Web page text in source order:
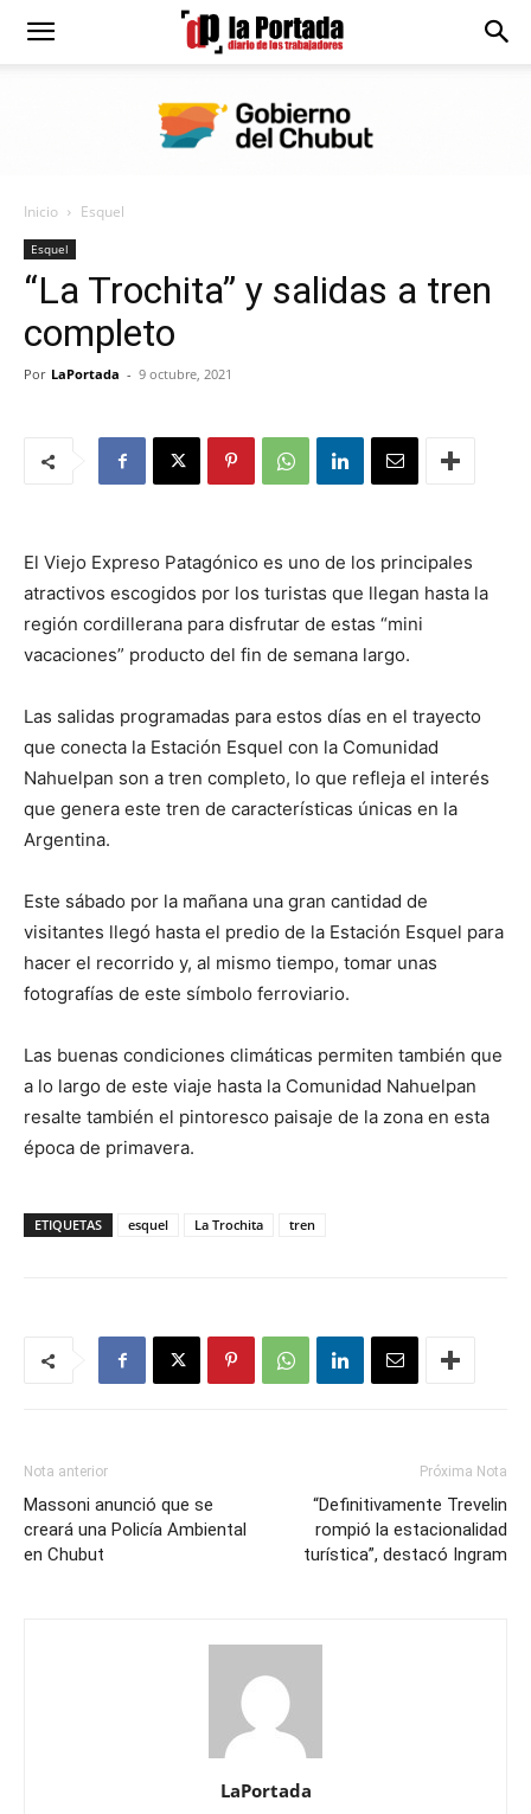
Diario
Portada
Inicio Esquel
Esquel
“La Trochita” y salidas a tren
completo
Por LaPortada - 9 octubre, 2021
El Viejo Expreso Patagónico es uno de los principales
atractivos escogidos por los turistas que llegan hasta la
región cordillerana para disfrutar de estas “mini
vacaciones” producto del fin de semana largo.
Las salidas programadas para estos días en el trayecto
que conecta la Estación Esquel con la Comunidad
Nahuelpan son a tren completo, lo que refleja el interés
que genera este tren de características únicas en la
Argentina.
Este sábado por la mañana una gran cantidad de
visitantes llegó hasta el predio de la Estación Esquel para
hacer el recorrido y, al mismo tiempo, tomar unas
fotografías de este símbolo ferroviario.
Las buenas condiciones climáticas permiten también que
a lo largo de este viaje hasta la Comunidad Nahuelpan
resalte también el pintoresco paisaje de la zona en esta
época de primavera.
ETIQUETAS esquel La Trochita tren
Nota anterior
Massoni anunció que se
creará una Policía Ambiental
en Chubut
Próxima Nota
“Definitivamente Trevelin
rompió la estacionalidad
turística”, destacó Ingram
LaPortada